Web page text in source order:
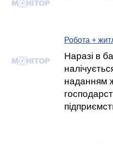
Робота +
Наразі в
наданням